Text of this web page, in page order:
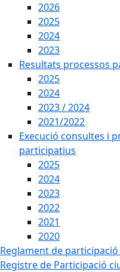
2026
2025
2024
2023
Resultats processos
2025
2024
2023 / 2024
2021/2022
Execució consultes i
participatius
2025
2024
2023
2022
2021
2020
Reglament de
Registre de Participació